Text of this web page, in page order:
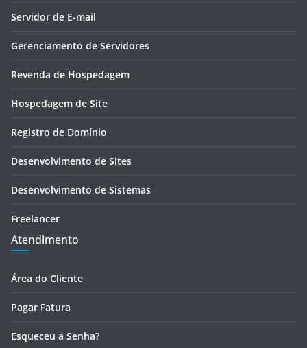
Servidor de E-mail
Gerenciamento de Servidores
Revenda de Hospedagem
Hospedagem de Site
Registro de Domínio
Desenvolvimento de Sites
Desenvolvimento de Sistemas
Freelancer
Atendimento
Área do Cliente
Pagar Fatura
Esqueceu a Senha?